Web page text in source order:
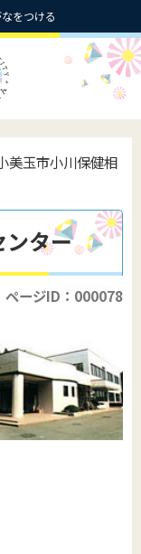
をつける
美玉市小川保健相
ンター
ページID：000078
センターの概要
番地1
市役所 健康増進課
市役所 こども家庭
市役所 こども家庭
市社会福祉協議小川
、市民の健康を守る